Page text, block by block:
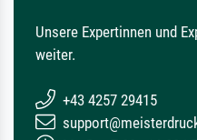
Unsere Expertinnen und
weiter.
+43 4257 29415